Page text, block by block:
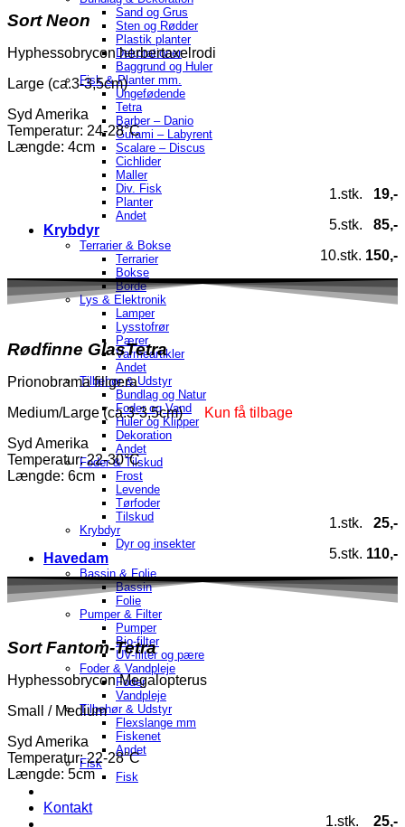
Sand og Grus
Sten og Rødder
Plastik planter
Dekorationer
Baggrund og Huler
Fisk & Planter mm.
Ungefødende
Tetra
Barber – Danio
Gurami – Labyrent
Scalare – Discus
Cichlider
Maller
Div. Fisk
Planter
Andet
Krybdyr
Terrarier & Bokse
Terrarier
Bokse
Borde
Lys & Elektronik
Lamper
Lysstofrør
Pærer
Varmeartikler
Andet
Tilbehør & Udstyr
Bundlag og Natur
Foder og Vand
Huler og Klipper
Dekoration
Andet
Foder & Tilskud
Frost
Levende
Tørfoder
Tilskud
Krybdyr
Dyr og insekter
Havedam
Bassin & Folie
Bassin
Folie
Pumper & Filter
Pumper
Bio-filter
UV-filter og pære
Foder & Vandpleje
Foder
Vandpleje
Tilbehør & Udstyr
Flexslange mm
Fiskenet
Andet
Fisk
Fisk
Kontakt
Sort Neon
Hyphessobrycon herbertaxelrodi
Large (ca.3-3,5cm)
Syd Amerika
Temperatur: 24-28°C
Længde: 4cm
1.stk.
19,-
5.stk.
85,-
10.stk. 150,-
Rødfinne GlasTetra
Prionobrama filigera
Medium/Large (ca.3-3,5cm)
Kun få tilbage
Syd Amerika
Temperatur: 22-30°C
Længde: 6cm
1.stk.
25,-
5.stk. 110,-
Sort Fantom-Tetra
Hyphessobrycon Megalopterus
Small / Medium
Syd Amerika
Temperatur: 22-28°C
Længde: 5cm
1.stk. 25,-